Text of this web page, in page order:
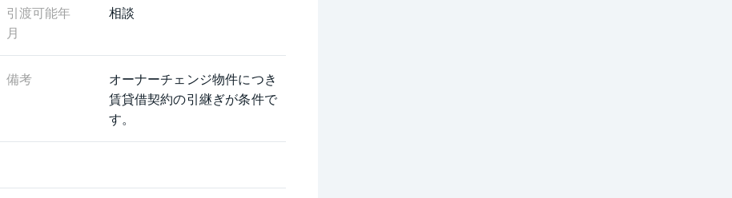
引渡可能年
月
相談
備考
オーナーチェンジ物件につき
賃貸借契約の引継ぎが条件で
す。